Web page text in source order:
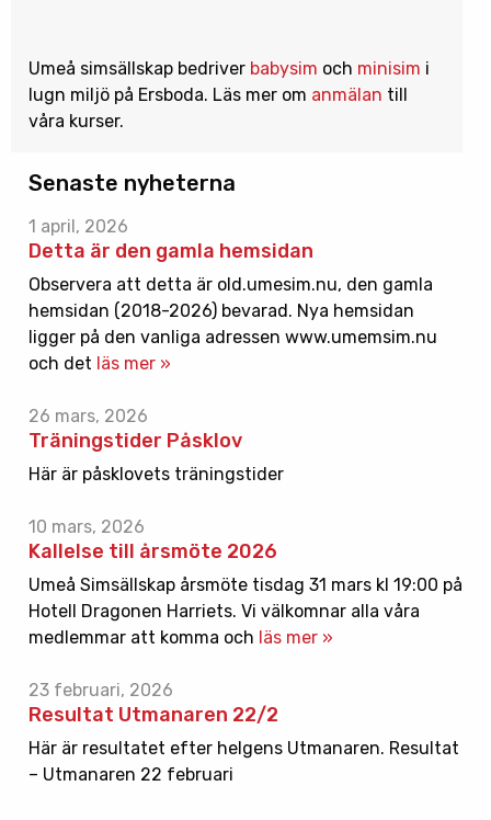
Umeå simsällskap bedriver babysim och minisim i
lugn miljö på Ersboda. Läs mer om anmälan till
våra kurser.
Senaste nyheterna
1 april, 2026
Detta är den gamla hemsidan
Observera att detta är old.umesim.nu, den gamla
hemsidan (2018-2026) bevarad. Nya hemsidan
ligger på den vanliga adressen www.umemsim.nu
och det läs mer »
26 mars, 2026
Träningstider Påsklov
Här är påsklovets träningstider
10 mars, 2026
Kallelse till årsmöte 2026
Umeå Simsällskap årsmöte tisdag 31 mars kl 19:00 på
Hotell Dragonen Harriets. Vi välkomnar alla våra
medlemmar att komma och läs mer »
23 februari, 2026
Resultat Utmanaren 22/2
Här är resultatet efter helgens Utmanaren. Resultat
– Utmanaren 22 februari